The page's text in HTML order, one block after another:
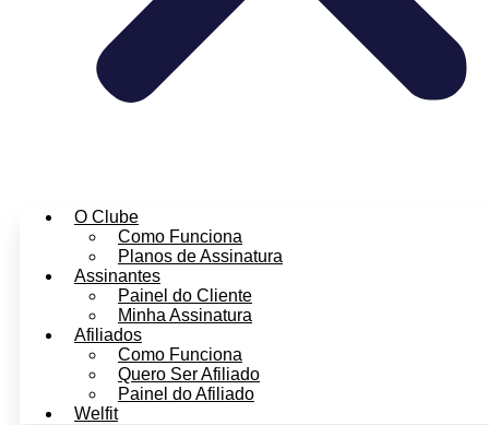
O Clube
Como Funciona
Planos de Assinatura
Assinantes
Painel do Cliente
Minha Assinatura
Afiliados
Como Funciona
Quero Ser Afiliado
Painel do Afiliado
Welfit